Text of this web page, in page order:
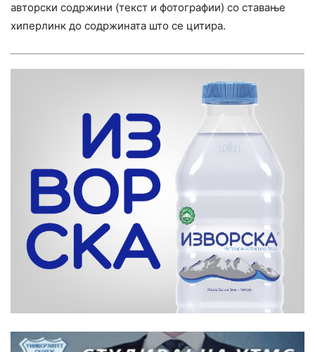
авторски содржини (текст и фотографии) со ставање
хиперлинк до содржината што се цитира.